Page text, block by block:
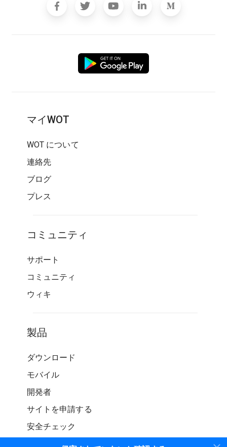
マイWOT
WOT について
連絡先
ブログ
プレス
コミュニティ
サポート
コミュニティ
ウィキ
製品
ダウンロード
モバイル
開発者
サイトを申請する
安全チェック